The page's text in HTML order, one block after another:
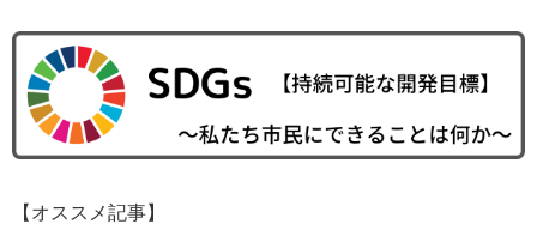
【オススメ記事】